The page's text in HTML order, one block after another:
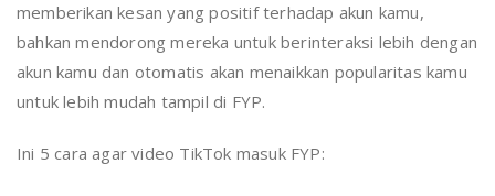
memberikan kesan yang positif terhadap akun kamu,
bahkan mendorong mereka untuk berinteraksi lebih dengan
akun kamu dan otomatis akan menaikkan popularitas kamu
untuk lebih mudah tampil di FYP.
Ini 5 cara agar video TikTok masuk FYP: